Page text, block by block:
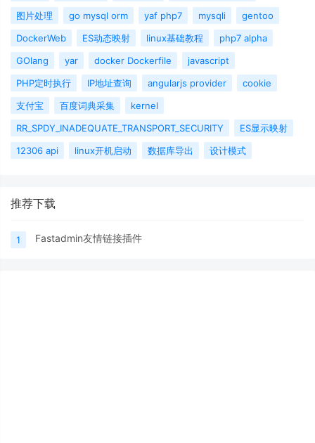
图片处理
go mysql orm yaf php7 mysqli
gentoo
DockerWeb
ES动态映射 linux基础教程
php7 alpha
GOlang
yar docker Dockerfile
javascript
PHP定时执行
IP地址查询 angularjs provider
cookie
支付宝
百度词典采集
kernel
RR_SPDY_INADEQUATE_TRANSPORT_SECURITY
ES显示映射
12306 api
linux开机启动 数据库导出 设计模式
推荐下载
1 Fastadmin友情链接插件